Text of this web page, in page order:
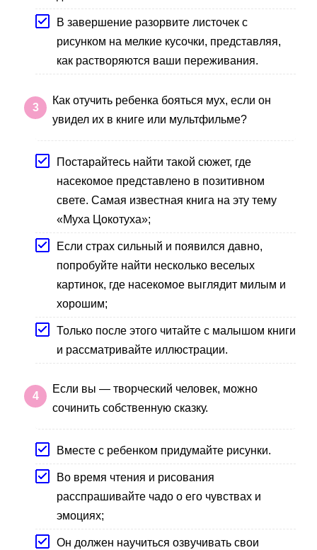
В завершение разорвите листочек с
рисунком на мелкие кусочки, представляя,
как растворяются ваши переживания.
Как отучить ребенка бояться мух, если он
увидел их в книге или мультфильме?
Постарайтесь найти такой сюжет, где
насекомое представлено в позитивном
свете. Самая известная книга на эту тему
«Муха Цокотуха»;
Если страх сильный и появился давно,
попробуйте найти несколько веселых
картинок, где насекомое выглядит милым и
хорошим;
Только после этого читайте с малышом книги
и рассматривайте иллюстрации.
Если вы — творческий человек, можно
сочинить собственную сказку.
Вместе с ребенком придумайте рисунки.
Во время чтения и рисования
расспрашивайте чадо о его чувствах и
эмоциях;
Он должен научиться озвучивать свои